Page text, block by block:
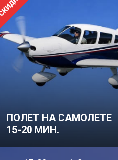
ПОЛЕТ НА САМОЛЕТЕ
15-20 МИН.